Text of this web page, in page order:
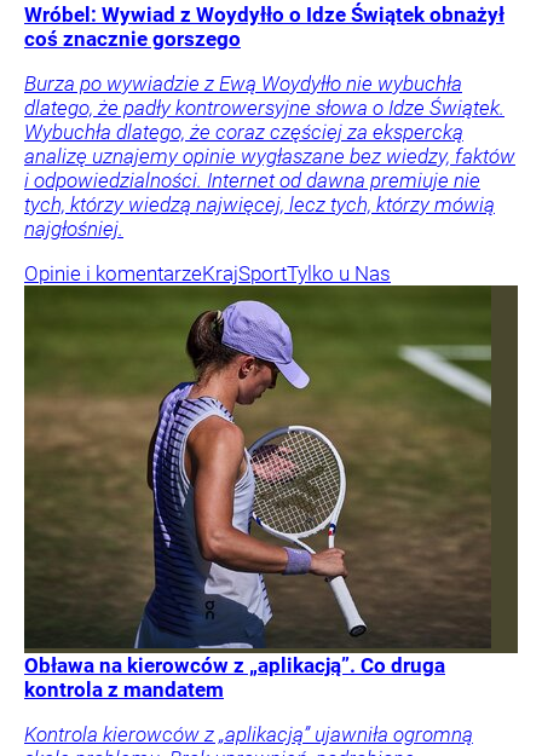
Wróbel: Wywiad z Woydyłło o Idze Świątek obnażył
coś znacznie gorszego
Burza po wywiadzie z Ewą Woydyłło nie wybuchła
dlatego, że padły kontrowersyjne słowa o Idze Świątek.
Wybuchła dlatego, że coraz częściej za ekspercką
analizę uznajemy opinie wygłaszane bez wiedzy, faktów
i odpowiedzialności. Internet od dawna premiuje nie
tych, którzy wiedzą najwięcej, lecz tych, którzy mówią
najgłośniej.
Opinie i komentarzeKrajSportTylko u Nas
Obława na kierowców z „aplikacją”. Co druga
kontrola z mandatem
Kontrola kierowców z „aplikacją” ujawniła ogromną